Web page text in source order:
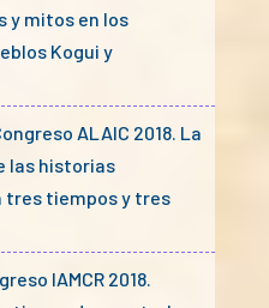
y mitos en los
Kogui y
ALAIC 2018. La
las historias
tres tiempos y tres
IAMCR 2018.